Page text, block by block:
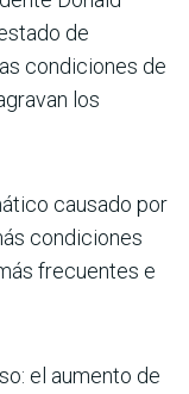
de
condiciones de
los
causado por
condiciones
frecuentes e
el aumento de